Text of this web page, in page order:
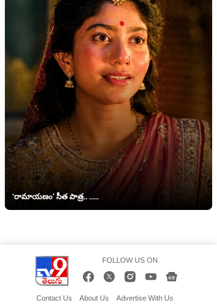
‘రామాయణం’ సీత పాత్ర.. .....
FOLLOW US ON
Contact Us About Us Advertise With Us